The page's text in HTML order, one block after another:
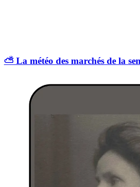
⛅️ La météo des marchés de la